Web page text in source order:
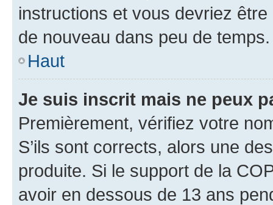
instructions et vous devriez
de nouveau dans peu de temps.
Haut
Je suis inscrit mais ne peux
Premièrement, vérifiez votre
S’ils sont corrects, alors une
produite. Si le support de la
avoir en dessous de 13 ans